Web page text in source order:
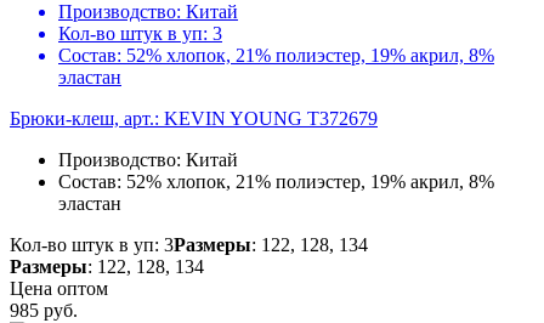
Производство: Китай
Кол-во штук в уп: 3
Состав: 52% хлопок, 21% полиэстер, 19% акрил, 8%
эластан
Брюки-клеш, арт.: KEVIN YOUNG T372679
Производство: Китай
Состав: 52% хлопок, 21% полиэстер, 19% акрил, 8%
эластан
Кол-во штук в уп: 3Размеры: 122, 128, 134
Размеры: 122, 128, 134
Цена оптом
985 руб.